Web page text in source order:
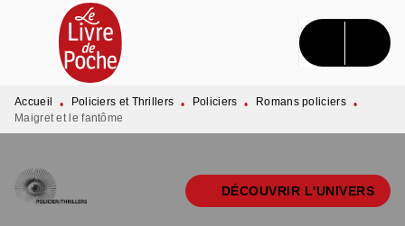
MENU RECHERCHE CONTENU
PIED DE PAGE
Accueil • Policiers et Thrillers • Policiers • Romans policiers •
Maigret et le fantôme
DÉCOUVRIR L'UNIVERS